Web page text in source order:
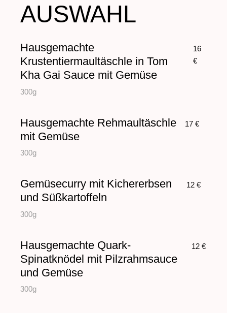
AUSWAHL
Hausgemachte
Krustentiermaultäschle in Tom
Kha Gai Sauce mit Gemüse
16
€
300g
Hausgemachte Rehmaultäschle
mit Gemüse
17 €
300g
Gemüsecurry mit Kichererbsen
und Süßkartoffeln
12 €
300g
Hausgemachte Quark-
Spinatknödel mit Pilzrahmsauce
und Gemüse
12 €
300g